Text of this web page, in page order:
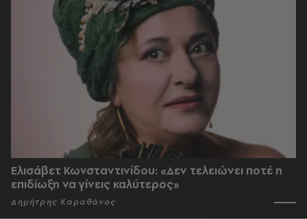
Ελισάβετ Κωνσταντινίδου: «Δεν τελειώνει ποτέ η
επιδίωξη να γίνεις καλύτερος»
Δημήτρης Καραθάνος